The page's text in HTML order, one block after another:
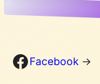
Facebook
Facebook →